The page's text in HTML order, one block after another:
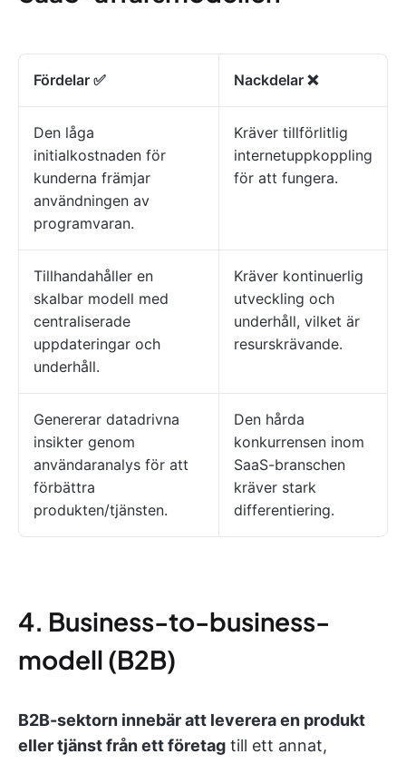
Fördelar ✅ Nackdelar ❌
Den låga
initialkostnaden för
kunderna främjar
användningen av
programvaran.
Kräver tillförlitlig
internetuppkoppling
för att fungera.
Tillhandahåller en
skalbar modell med
centraliserade
uppdateringar och
underhåll.
Kräver kontinuerlig
utveckling och
underhåll, vilket är
resurskrävande.
Genererar datadrivna
insikter genom
användaranalys för att
förbättra
produkten/tjänsten.
Den hårda
konkurrensen inom
SaaS-branschen
kräver stark
differentiering.
4. Business-to-business-
modell (B2B)
B2B-sektorn innebär att leverera en produkt
eller tjänst från ett företag till ett annat,